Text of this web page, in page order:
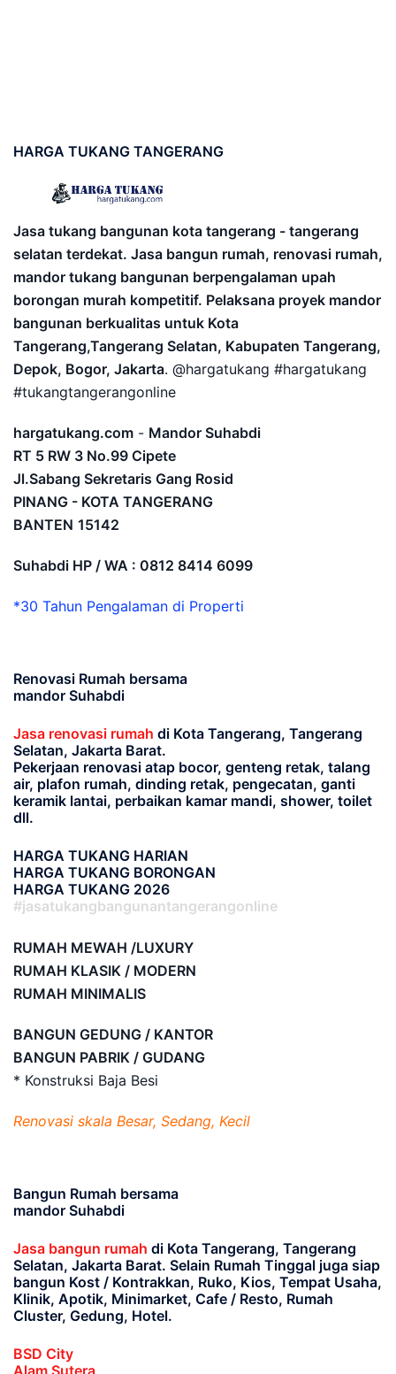
HARGA TUKANG TANGERANG
Jasa tukang bangunan kota tangerang - tangerang
selatan terdekat. Jasa bangun rumah, renovasi rumah,
mandor tukang bangunan berpengalaman upah
borongan murah kompetitif. Pelaksana proyek mandor
bangunan berkualitas untuk Kota
Tangerang,Tangerang Selatan, Kabupaten Tangerang,
Depok, Bogor, Jakarta. @hargatukang #hargatukang
#tukangtangerangonline
hargatukang.com - Mandor Suhabdi
RT 5 RW 3 No.99 Cipete
Jl.Sabang Sekretaris Gang Rosid
PINANG - KOTA TANGERANG
BANTEN 15142
Suhabdi HP / WA : 0812 8414 6099
*30 Tahun Pengalaman di Properti
Renovasi Rumah bersama
mandor Suhabdi
Jasa renovasi rumah di Kota Tangerang, Tangerang
Selatan, Jakarta Barat.
Pekerjaan renovasi atap bocor, genteng retak, talang
air, plafon rumah, dinding retak, pengecatan, ganti
keramik lantai, perbaikan kamar mandi, shower, toilet
dll.
HARGA TUKANG HARIAN
HARGA TUKANG BORONGAN
HARGA TUKANG 2026
#jasatukangbangunantangerangonline
RUMAH MEWAH /LUXURY
RUMAH KLASIK / MODERN
RUMAH MINIMALIS
BANGUN GEDUNG / KANTOR
BANGUN PABRIK / GUDANG
* Konstruksi Baja Besi
Renovasi skala Besar, Sedang, Kecil
Bangun Rumah bersama
mandor Suhabdi
Jasa bangun rumah di Kota Tangerang, Tangerang
Selatan, Jakarta Barat. Selain Rumah Tinggal juga siap
bangun Kost / Kontrakkan, Ruko, Kios, Tempat Usaha,
Klinik, Apotik, Minimarket, Cafe / Resto, Rumah
Cluster, Gedung, Hotel.
BSD City
Alam Sutera